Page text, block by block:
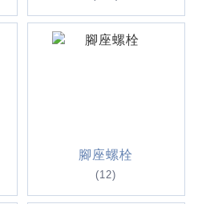
許荷重範圍：20-200KN
範圍可達600mm●延長桿
腳座螺栓
(12)